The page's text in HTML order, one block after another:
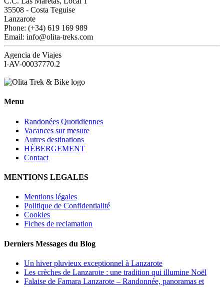
35508 - Costa Teguise
Lanzarote
Phone: (+34) 619 169 989
Email: info@olita-treks.com
Agencia de Viajes
I-AV-00037770.2
Menu
Randonées Quotidiennes
Vacances sur mesure
Autres destinations
HÉBERGEMENT
Contact
MENTIONS LEGALES
Mentions légales
Politique de Confidentialité
Cookies
Fiches de reclamation
Derniers Messages du Blog
Un hiver pluvieux exceptionnel à Lanzarote
Les crèches de Lanzarote : une tradition qui illumine Noël
Falaise de Famara Lanzarote – Randonnée, panoramas et